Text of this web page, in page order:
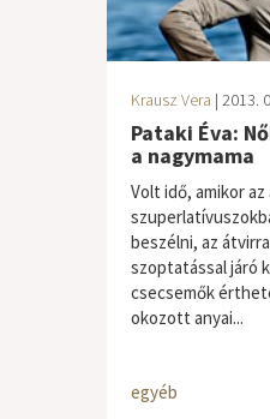
Krausz Vera | 2013.
Pataki Éva:
a nagymama
Volt idő, amikor
beszélni, az
szoptatással járó
csecsemők
okozott anyai...
egyéb